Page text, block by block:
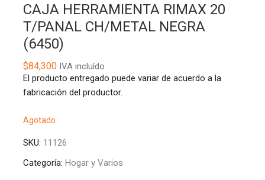
CAJA HERRAMIENTA RIMAX 20
T/PANAL CH/METAL NEGRA
(6450)
$84,300IVA incluído
El producto entregado puede variar de acuerdo a la
fabricación del productor.
Agotado
SKU: 11126
Categoría: Hogar y Varios